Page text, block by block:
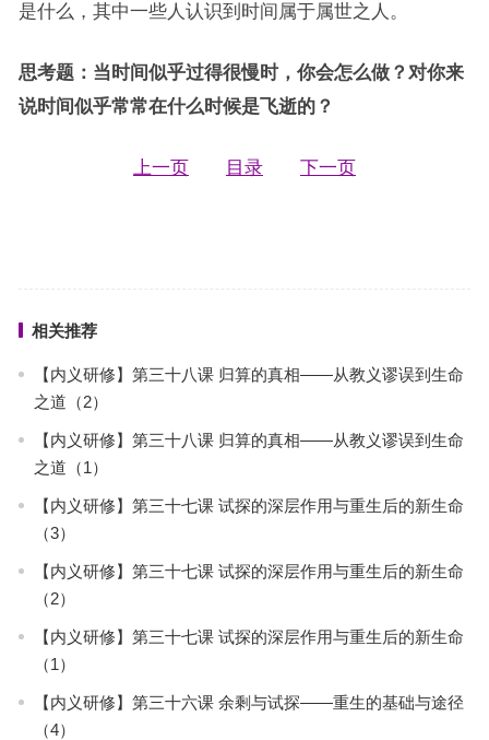
是什么，其中一些人认识到时间属于属世之人。
思考题：当时间似乎过得很慢时，你会怎么做？对你来
说时间似乎常常在什么时候是飞逝的？
上一页 目录 下一页
相关推荐
【内义研修】第三十八课 归算的真相——从教义谬误到生命
之道（2）
【内义研修】第三十八课 归算的真相——从教义谬误到生命
之道（1）
【内义研修】第三十七课 试探的深层作用与重生后的新生命
（3）
【内义研修】第三十七课 试探的深层作用与重生后的新生命
（2）
【内义研修】第三十七课 试探的深层作用与重生后的新生命
（1）
【内义研修】第三十六课 余剩与试探——重生的基础与途径
（4）